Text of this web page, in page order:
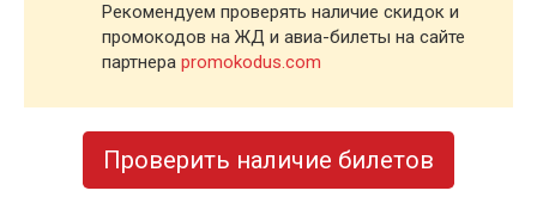
Рекомендуем проверять наличие скидок и
промокодов на ЖД и авиа-билеты на сайте
партнера promokodus.com
Проверить наличие билетов